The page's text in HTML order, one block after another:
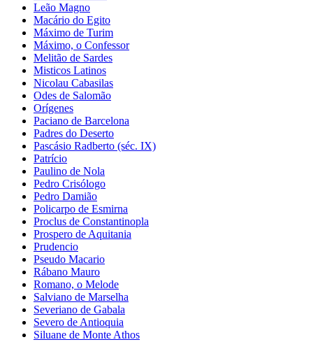
Leão Magno
Macário do Egito
Máximo de Turim
Máximo, o Confessor
Melitão de Sardes
Misticos Latinos
Nicolau Cabasilas
Odes de Salomão
Orígenes
Paciano de Barcelona
Padres do Deserto
Pascásio Radberto (séc. IX)
Patrício
Paulino de Nola
Pedro Crisólogo
Pedro Damião
Policarpo de Esmirna
Proclus de Constantinopla
Prospero de Aquitania
Prudencio
Pseudo Macario
Rábano Mauro
Romano, o Melode
Salviano de Marselha
Severiano de Gabala
Severo de Antioquia
Siluane de Monte Athos